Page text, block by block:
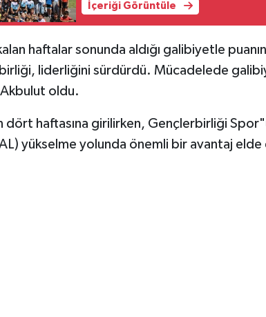
İçeriği Görüntüle
haftalar sonunda aldığı galibiyetle
liderliğini sürdürdü. Mücadelede
oldu.
dört haftasına girilirken, Gençlerbirliği
yükselme yolunda önemli bir avantaj